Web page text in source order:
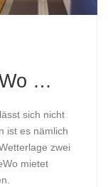
…
sich nicht
ist es nämlich
zwei
mietet